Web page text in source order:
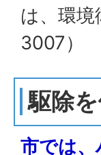
は、環
3007）
駆除
市では